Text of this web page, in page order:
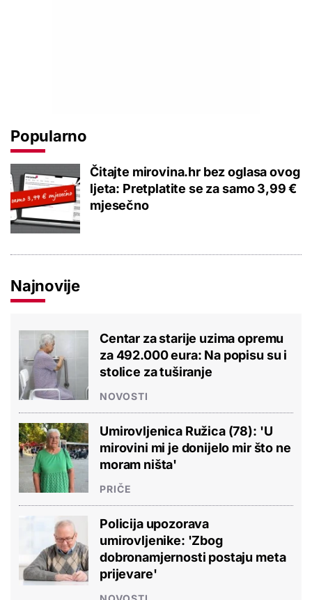
Popularno
Čitajte mirovina.hr bez oglasa ovog
ljeta: Pretplatite se za samo 3,99 €
mjesečno
Najnovije
Centar za starije uzima opremu
za 492.000 eura: Na popisu su i
stolice za tuširanje
NOVOSTI
Umirovljenica Ružica (78): 'U
mirovini mi je donijelo mir što ne
moram ništa'
PRIČE
Policija upozorava
umirovljenike: 'Zbog
dobronamjernosti postaju meta
prijevare'